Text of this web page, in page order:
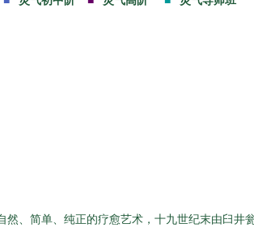
然、简单、纯正的疗愈艺术，十九世纪末由臼